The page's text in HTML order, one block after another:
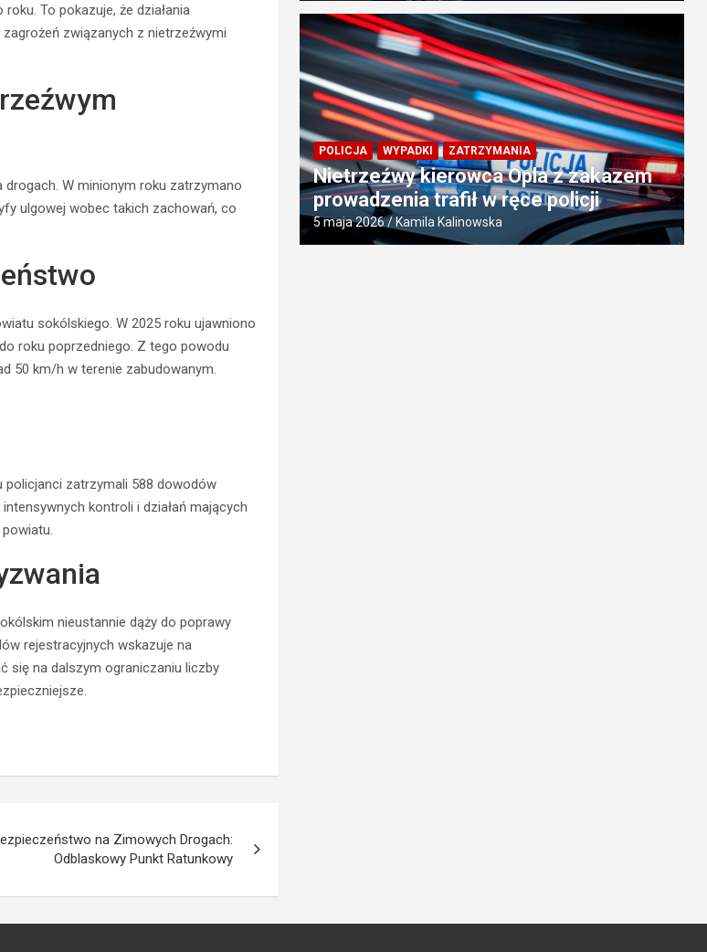
To pokazuje, że działania
związanych z nietrzeźwymi
W minionym roku zatrzymano
ulgowej wobec takich zachowań, co
sokólskiego. W 2025 roku ujawniono
roku poprzedniego. Z tego powodu
50 km/h w terenie zabudowanym.
policjanci zatrzymali 588 dowodów
kontroli i działań mających
nieustannie dąży do poprawy
rejestracyjnych wskazuje na
się na dalszym ograniczaniu liczby
na Zimowych Drogach:
Odblaskowy Punkt Ratunkowy
POLICJA WYPADKI ZATRZYMANIA
Nietrzeźwy kierowca Opla z zakazem
prowadzenia trafił w ręce policji
5 maja 2026 Kamila Kalinowska